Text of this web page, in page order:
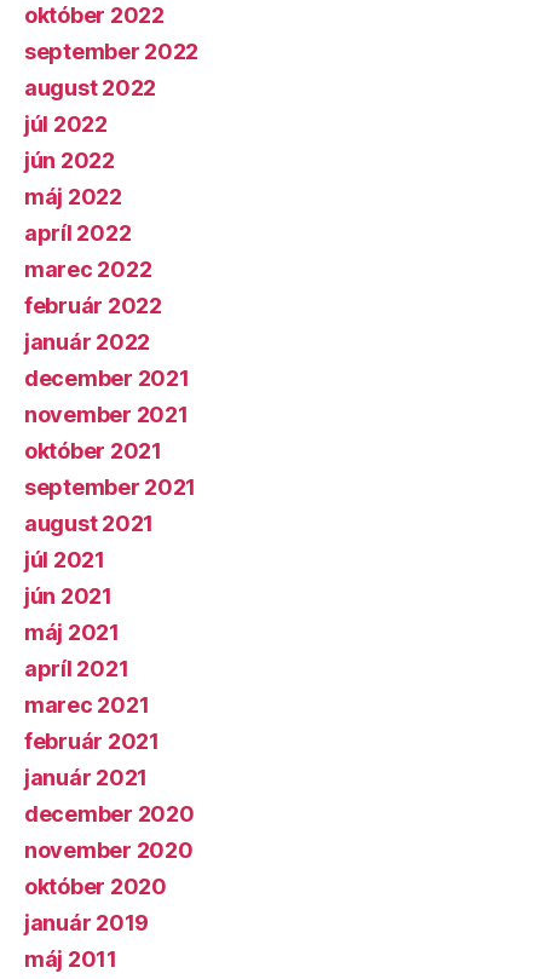
október 2022
september 2022
august 2022
júl 2022
jún 2022
máj 2022
apríl 2022
marec 2022
február 2022
január 2022
december 2021
november 2021
október 2021
september 2021
august 2021
júl 2021
jún 2021
máj 2021
apríl 2021
marec 2021
február 2021
január 2021
december 2020
november 2020
október 2020
január 2019
máj 2011